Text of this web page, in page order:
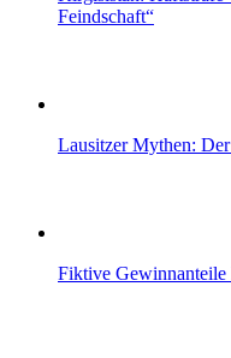
Feindschaft“
Lausitzer Mythen:
Fiktive